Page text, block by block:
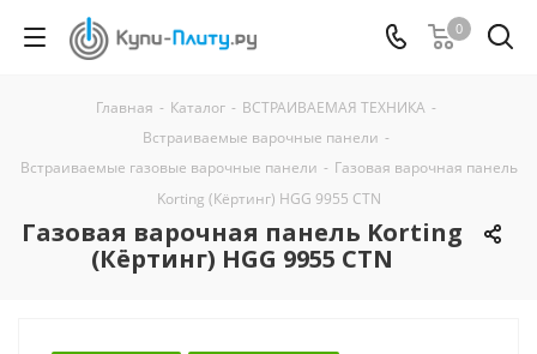
0
Главная - Каталог - ВСТРАИВАЕМАЯ ТЕХНИКА -
Встраиваемые варочные панели -
Встраиваемые газовые варочные панели - Газовая варочная панель
Korting (Кёртинг) HGG 9955 CTN
Газовая варочная панель Korting
(Кёртинг) HGG 9955 CTN